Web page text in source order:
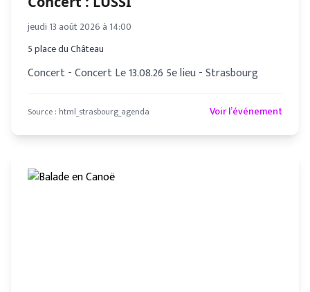
jeudi 13 août 2026 à 14:00
5 place du Château
Concert - Concert Le 13.08.26 5e lieu - Strasbourg
Source : html_strasbourg_agenda Voir l’événement